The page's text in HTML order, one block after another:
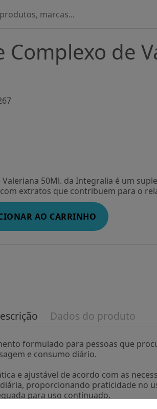
Complexo de
50Ml. da Integralia é um
extratos que contribuem para o
AO CARRINHO
Dados do produto
formulado para pessoas que
e consumo diário.
e ajustável de acordo com as
proporcionando praticidade no
para uso continuado.